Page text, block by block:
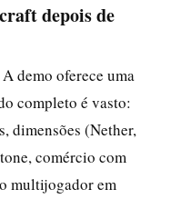
depois de
demo oferece uma
completo é vasto:
dimensões (Nether,
comércio com
multijogador em